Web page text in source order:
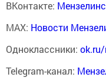
ВКонтакте:
MAX: Новости
Одноклассники:
Telegram-канал: